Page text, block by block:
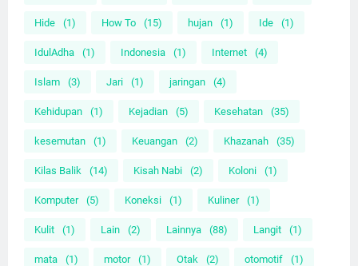
Hide (1) How To (15) hujan (1) Ide (1)
IdulAdha (1) Indonesia (1) Internet (4)
Islam (3) Jari (1) jaringan (4)
Kehidupan (1) Kejadian (5) Kesehatan (35)
kesemutan (1) Keuangan (2) Khazanah (35)
Kilas Balik (14) Kisah Nabi (2) Koloni (1)
Komputer (5) Koneksi (1) Kuliner (1)
Kulit (1) Lain (2) Lainnya (88) Langit (1)
mata (1) motor (1) Otak (2) otomotif (1)